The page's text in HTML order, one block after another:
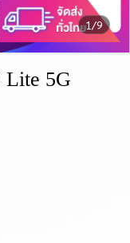
1/9
Lite 5G